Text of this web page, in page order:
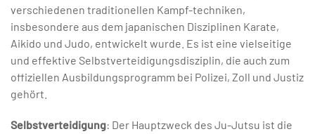
verschiedenen traditionellen Kampf-techniken,
insbesondere aus dem japanischen Disziplinen Karate,
Aikido und Judo, entwickelt wurde. Es ist eine vielseitige
und effektive Selbstverteidigungsdisziplin, die auch zum
offiziellen Ausbildungsprogramm bei Polizei, Zoll und Justiz
gehört.
Selbstverteidigung: Der Hauptzweck des Ju-Jutsu ist die